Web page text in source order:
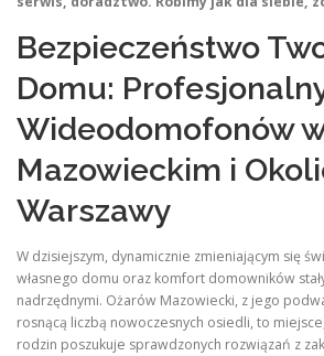
Bezpieczeństwo
Domu:
Wideodomofonów
Mazowieckim i
Warszawy
W dzisiejszym, dynamicznie zmieniającym się
własnego domu oraz komfort domowników
nadrzędnymi. Ożarów Mazowiecki, z jego
rosnącą liczbą nowoczesnych osiedli, to
rodzin poszukuje sprawdzonych rozwiązań z